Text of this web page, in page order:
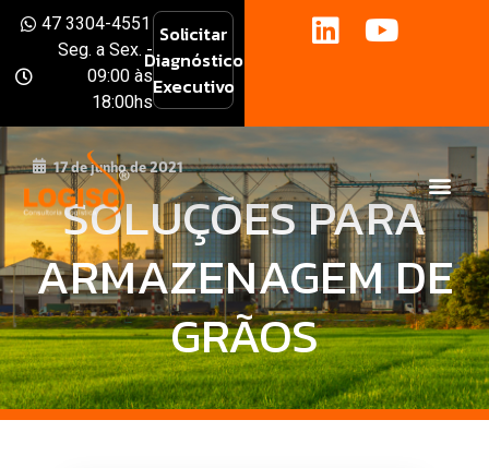
47 3304-4551
Seg. a Sex. -
09:00 às
18:00hs
Solicitar
Diagnóstico
Executivo
17 de junho de 2021
SOLUÇÕES PARA
ARMAZENAGEM DE
GRÃOS